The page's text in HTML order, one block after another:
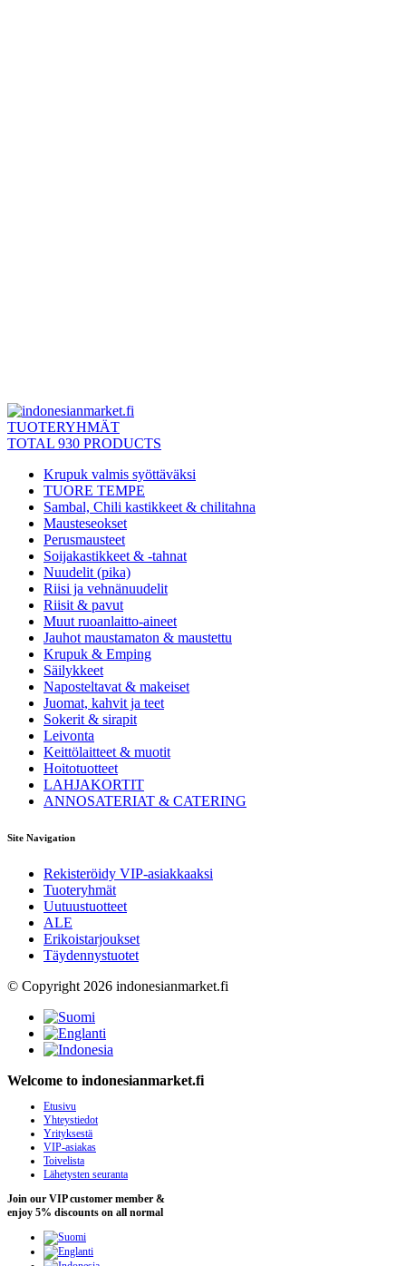
TUOTERYHMÄT
TOTAL 930 PRODUCTS
Krupuk valmis syöttäväksi
TUORE TEMPE
Sambal, Chili kastikkeet & chilitahna
Mausteseokset
Perusmausteet
Soijakastikkeet & -tahnat
Nuudelit (pika)
Riisi ja vehnänuudelit
Riisit & pavut
Muut ruoanlaitto-aineet
Jauhot maustamaton & maustettu
Krupuk & Emping
Säilykkeet
Naposteltavat & makeiset
Juomat, kahvit ja teet
Sokerit & sirapit
Leivonta
Keittölaitteet & muotit
Hoitotuotteet
LAHJAKORTIT
ANNOSATERIAT & CATERING
Site Navigation
Rekisteröidy VIP-asiakkaaksi
Tuoteryhmät
Uutuustuotteet
ALE
Erikoistarjoukset
Täydennystuotet
© Copyright 2026 indonesianmarket.fi
Welcome to indonesianmarket.fi
Etusivu
Yhteystiedot
Yrityksestä
VIP-asiakas
Toivelista
Lähetysten seuranta
Join our VIP customer member &
enjoy 5% discounts on all normal